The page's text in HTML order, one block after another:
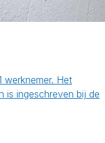
werknemer. Het
is ingeschreven bij de